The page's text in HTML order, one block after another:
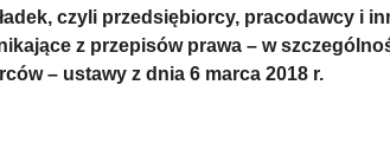
czyli przedsiębiorcy, pracodawcy i
z przepisów prawa – w
– ustawy z dnia 6 marca 2018 r.